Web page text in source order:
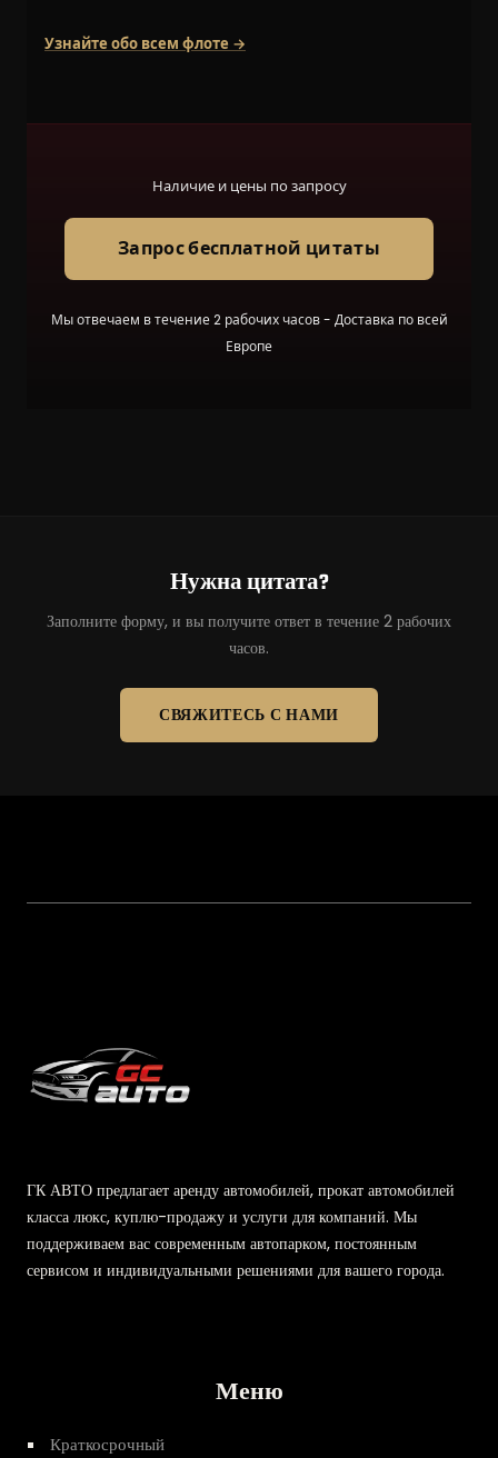
Узнайте обо всем флоте →
Наличие и цены по запросу
Запрос бесплатной цитаты
Мы отвечаем в течение 2 рабочих часов - Доставка по всей
Европе
Нужна цитата?
Заполните форму, и вы получите ответ в течение 2 рабочих
часов.
СВЯЖИТЕСЬ С НАМИ
ГК АВТО предлагает аренду автомобилей, прокат автомобилей
класса люкс, куплю-продажу и услуги для компаний. Мы
поддерживаем вас современным автопарком, постоянным
сервисом и индивидуальными решениями для вашего города.
Меню
Краткосрочный